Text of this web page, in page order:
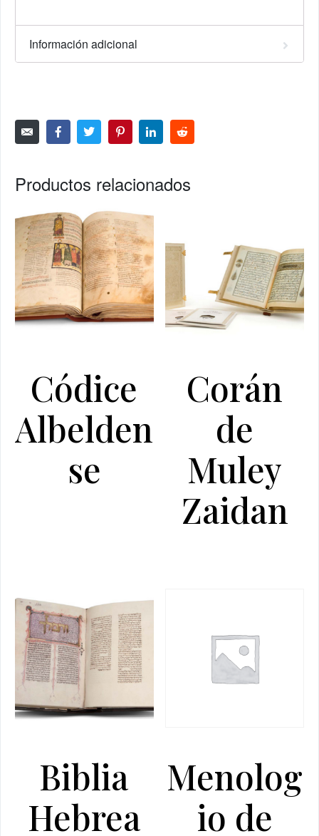
Información adicional
Productos relacionados
Códice
Albelden
se
Corán
de
Muley
Zaidan
Biblia
Hebrea
Menolog
io de